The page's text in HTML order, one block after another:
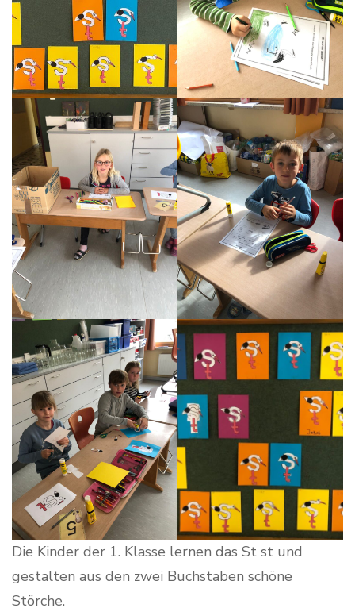
Die Kinder der 1. Klasse lernen das St st und
gestalten aus den zwei Buchstaben schöne
Störche.